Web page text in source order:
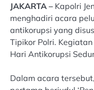
JAKARTA – Kapolri
menghadiri acara
antikorupsi yang
Tipikor Polri.
Hari Antikorupsi
Dalam acara